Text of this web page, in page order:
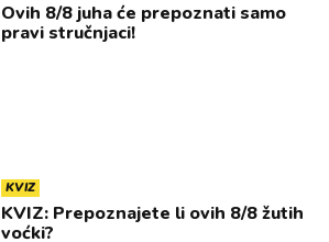
Ovih 8/8 juha će prepoznati samo
pravi stručnjaci!
KVIZ
KVIZ: Prepoznajete li ovih 8/8 žutih
voćki?